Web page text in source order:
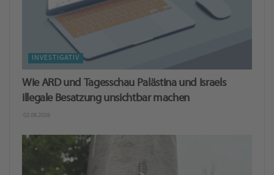
INVESTIGATIV
Wie ARD und Tagesschau Palästina und Israels
illegale Besatzung unsichtbar machen
02.08.2026